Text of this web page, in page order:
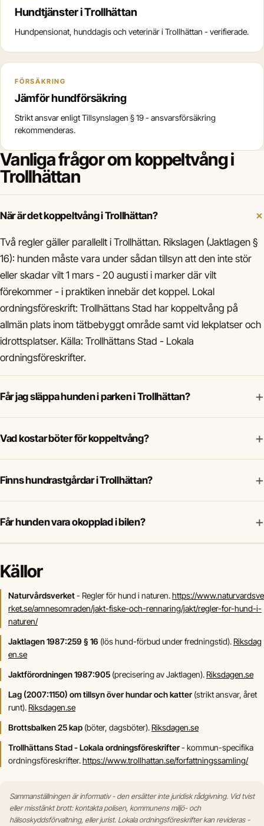
Hundtjänster i Trollhättan
Hundpensionat, hunddagis och veterinär i Trollhättan - verifierade.
FÖRSÄKRING
Jämför hundförsäkring
Strikt ansvar enligt Tillsynslagen § 19 - ansvarsförsäkring
rekommenderas.
Vanliga frågor om koppeltvång i
Trollhättan
När är det koppeltvång i Trollhättan?
Två regler gäller parallellt i Trollhättan. Rikslagen (Jaktlagen §
16): hunden måste vara under sådan tillsyn att den inte stör
eller skadar vilt 1 mars - 20 augusti i marker där vilt
förekommer - i praktiken innebär det koppel. Lokal
ordningsföreskrift: Trollhättans Stad har koppeltvång på
allmän plats inom tätbebyggt område samt vid lekplatser och
idrottsplatser. Källa: Trollhättans Stad - Lokala
ordningsföreskrifter.
Får jag släppa hunden i parken i Trollhättan? +
Vad kostar böter för koppeltvång? +
Finns hundrastgårdar i Trollhättan? +
Får hunden vara okopplad i bilen? +
Källor
Naturvårdsverket- Regler för hund i naturen.https://www.naturvardsve
rket.se/amnesomraden/jakt-fiske-och-rennaring/jakt/regler-for-hund-i-
naturen/
Jaktlagen 1987:259 § 16 (lös hund-förbud under fredningstid). Riksdag
en.se
Jaktförordningen 1987:905 (precisering av Jaktlagen). Riksdagen.se
Lag (2007:1150) om tillsyn över hundar och katter (strikt ansvar, året
runt). Riksdagen.se
Brottsbalken 25 kap (böter, dagsböter). Riksdagen.se
Trollhättans Stad - Lokala ordningsföreskrifter- kommun-specifika
ordningsföreskrifter.https://www.trollhattan.se/forfattningssamling/
Sammanställningen är informativ - den ersätter inte juridisk rådgivning. Vid tvist
eller misstänkt brott: kontakta polisen, kommunens miljö- och
hälsoskyddsförvaltning, eller jurist. Lokala ordningsföreskrifter kan revideras -